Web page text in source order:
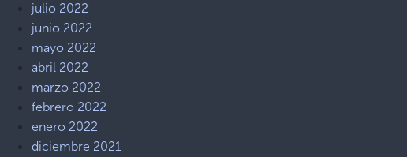
julio 2022
junio 2022
mayo 2022
abril 2022
marzo 2022
febrero 2022
enero 2022
diciembre 2021